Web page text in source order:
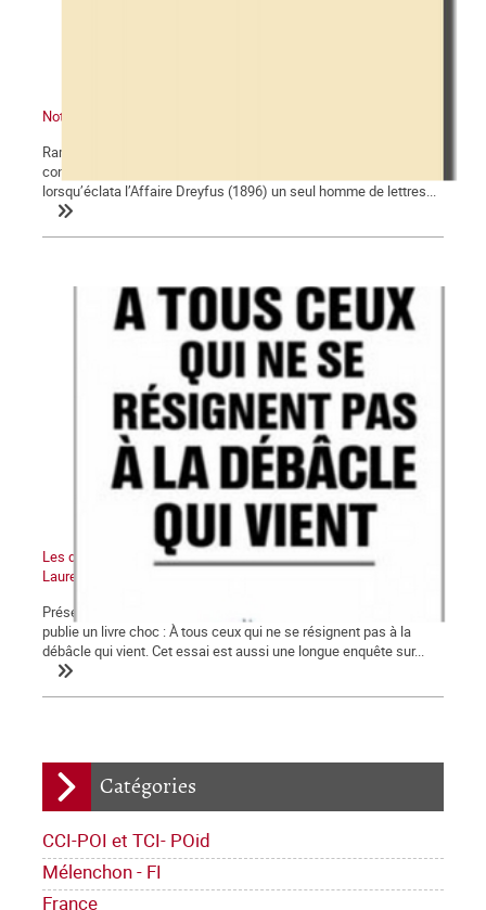
Catégories
CCI-POI et TCI- POid
Mélenchon - FI
France
Note de lecture : « Pour les musulmans », par Edwy Plenel
Rares sont les intellectuels reconnus à prendre fait et cause
contre l’islamophobie, pour les musulmans. En d’autres temps,
lorsqu’éclata l’Affaire Dreyfus (1896) un seul homme de lettres...
Les diplômes usurpés de Jean-Christophe Cambadélis, par
Laurent Mauduit
Présentation du journal Mediapart Notre confrère Laurent Mauduit
publie un livre choc : À tous ceux qui ne se résignent pas à la
débâcle qui vient. Cet essai est aussi une longue enquête sur...